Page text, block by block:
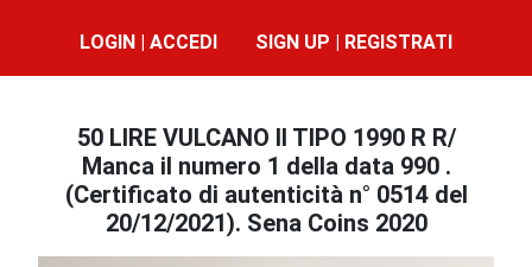
LOGIN | ACCEDI SIGN UP | REGISTRATI
50 LIRE VULCANO II TIPO 1990 R R/
Manca il numero 1 della data 990 .
(Certificato di autenticità n° 0514 del
20/12/2021). Sena Coins 2020